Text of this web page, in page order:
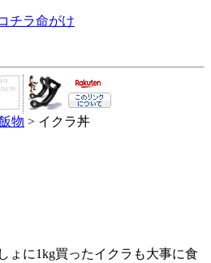
チラ命がけ
物 > イクラ丼
ょに1kg買ったイクラも大事に食